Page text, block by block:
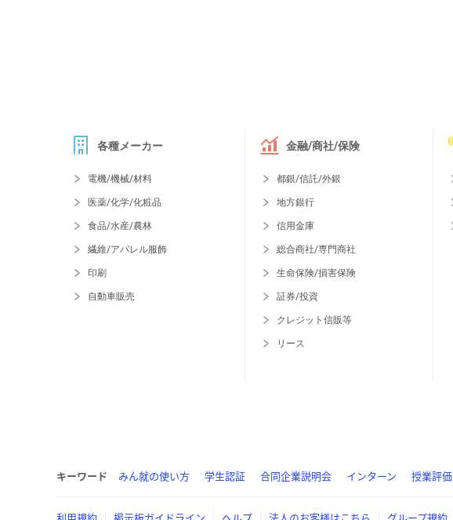
各種メーカー
電機/機械/材料
医薬/化学/化粧品
食品/水産/農林
繊維/アパレル服飾
印刷
自動車販売
金融/商社/保険
都銀/信託/外銀
地方銀行
信用金庫
総合商社/専門商社
生命保険/損害保険
証券/投資
クレジット信販等
リース
キーワード みん就の使い方 学生認証 合同企業説明会 インターン 授業評価